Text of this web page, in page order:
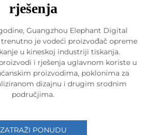
rješenja
Guangzhou Elephant Digital
trenutno je vodeći proizvođač opreme
u kineskoj industriji tiskanja.
i rješenja uglavnom koriste u
proizvodima, poklonima za
dizajnu i drugim srodnim
područjima.
ZATRAŽI PONUDU